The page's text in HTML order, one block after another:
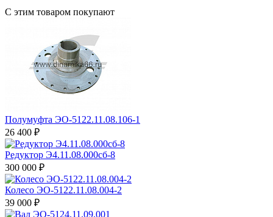
С этим товаром покупают
Полумуфта ЭО-5122.11.08.106-1
26 400 ₽
Редуктор Э4.11.08.000сб-8
300 000 ₽
Колесо ЭО-5122.11.08.004-2
39 000 ₽